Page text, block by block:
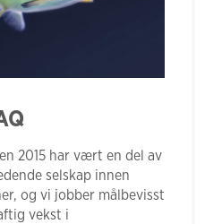
2015 har vært en del av
selskap innen
og vi jobber målbevisst
vekst i